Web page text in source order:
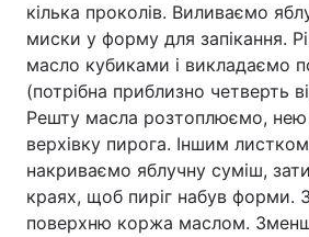
кілька проколів. Виливаємо
миски у форму для запікання.
масло кубиками і викладаємо
(потрібна приблизно четверть
Решту масла розтоплюємо,
верхівку пирога. Іншим листком
накриваємо яблучну суміш,
краях, щоб пиріг набув форми.
поверхню коржа маслом.